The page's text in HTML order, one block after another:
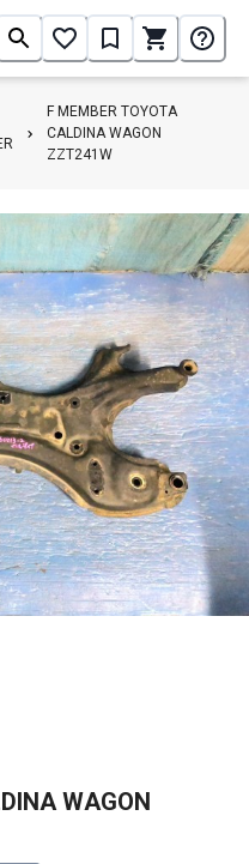
F MEMBER TOYOTA
CALDINA WAGON
ZZT241W
1/3
WAGON